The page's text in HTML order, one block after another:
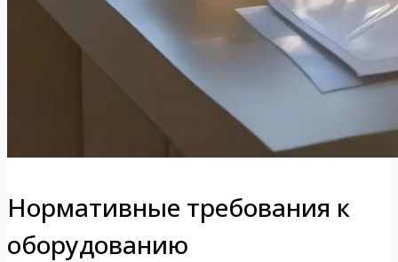
Нормативные требования к
оборудованию